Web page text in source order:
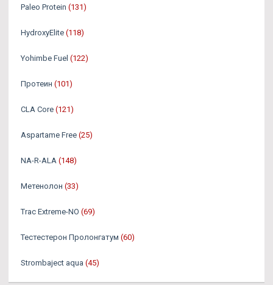
Paleo Protein (131)
HydroxyElite (118)
Yohimbe Fuel (122)
Протеин (101)
CLA Core (121)
Aspartame Free (25)
NA-R-ALA (148)
Метенолон (33)
Trac Extreme-NO (69)
Тестестерон Пролонгатум (60)
Strombaject aqua (45)